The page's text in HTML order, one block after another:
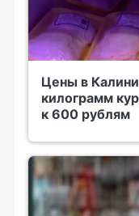
Цены в
килограмм
к 600 рублям